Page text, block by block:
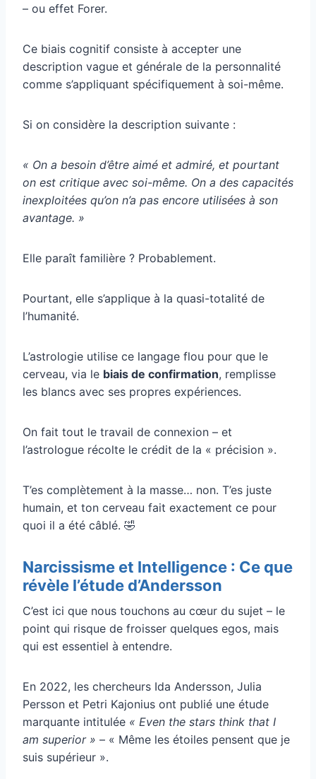
– ou effet Forer.
Ce biais cognitif consiste à accepter une
description vague et générale de la personnalité
comme s’appliquant spécifiquement à soi-même.
Si on considère la description suivante :
« On a besoin d’être aimé et admiré, et pourtant
on est critique avec soi-même. On a des capacités
inexploitées qu’on n’a pas encore utilisées à son
avantage. »
Elle paraît familière ? Probablement.
Pourtant, elle s’applique à la quasi-totalité de
l’humanité.
L’astrologie utilise ce langage flou pour que le
cerveau, via le biais de confirmation, remplisse
les blancs avec ses propres expériences.
On fait tout le travail de connexion – et
l’astrologue récolte le crédit de la « précision ».
T’es complètement à la masse… non. T’es juste
humain, et ton cerveau fait exactement ce pour
quoi il a été câblé. 🤣
Narcissisme et Intelligence : Ce que
révèle l’étude d’Andersson
C’est ici que nous touchons au cœur du sujet – le
point qui risque de froisser quelques egos, mais
qui est essentiel à entendre.
En 2022, les chercheurs Ida Andersson, Julia
Persson et Petri Kajonius ont publié une étude
marquante intitulée « Even the stars think that I
am superior » – « Même les étoiles pensent que je
suis supérieur ».